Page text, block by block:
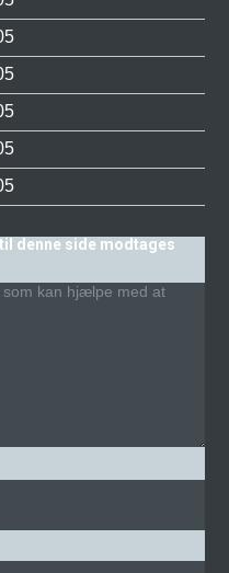
denne side modtages